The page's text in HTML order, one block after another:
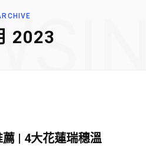
2023
| 4大花蓮瑞穗溫